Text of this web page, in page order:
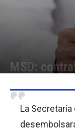
MSD:
La Secretaría